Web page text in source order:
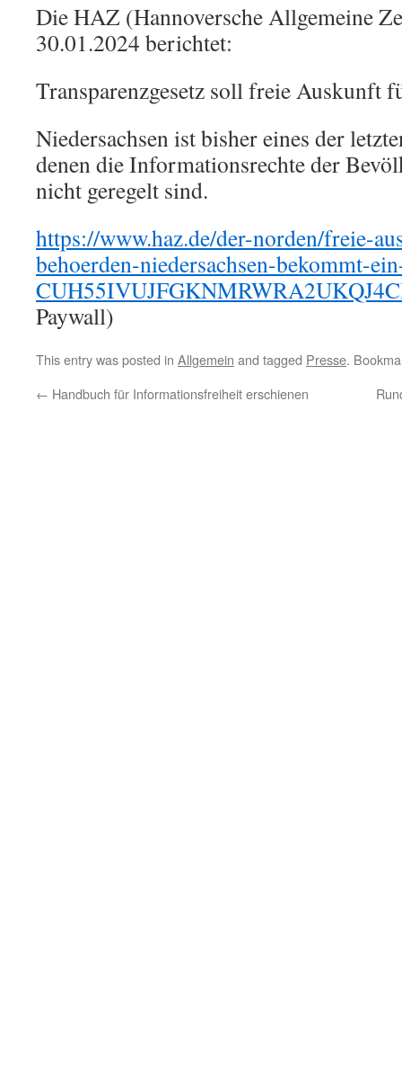
Die HAZ (Hannoversche Allgemeine
30.01.2024 berichtet:
Transparenzgesetz soll freie Auskunft
Niedersachsen ist bisher eines der
denen die Informationsrechte der
nicht geregelt sind.
https://www.haz.de/der-norden/freie-
behoerden-niedersachsen-bekommt-
Paywall)
This entry was posted in Allgemein and tagged Presse.
← Handbuch für Informationsfreiheit erschienen